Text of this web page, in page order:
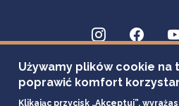
Używamy plików cookie na
poprawić komfort
Klikając przycisk „Akceptuj”,